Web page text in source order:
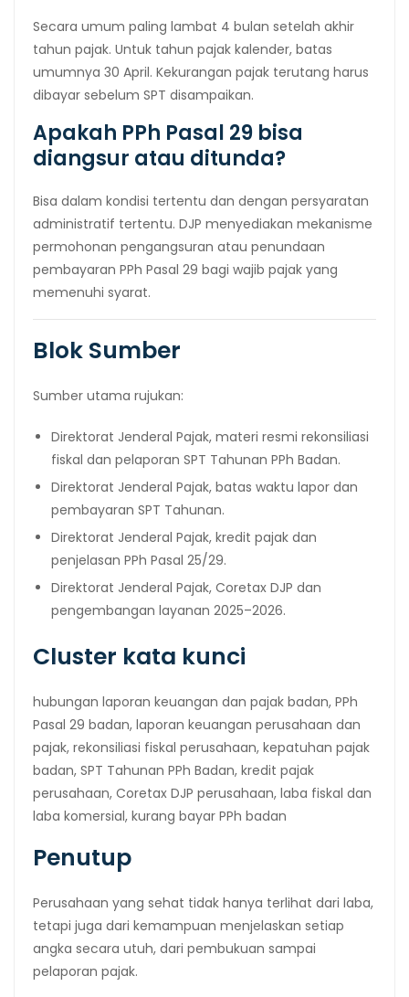
Secara umum paling lambat 4 bulan setelah akhir
tahun pajak. Untuk tahun pajak kalender, batas
umumnya 30 April. Kekurangan pajak terutang harus
dibayar sebelum SPT disampaikan.
Apakah PPh Pasal 29 bisa
diangsur atau ditunda?
Bisa dalam kondisi tertentu dan dengan persyaratan
administratif tertentu. DJP menyediakan mekanisme
permohonan pengangsuran atau penundaan
pembayaran PPh Pasal 29 bagi wajib pajak yang
memenuhi syarat.
Blok Sumber
Sumber utama rujukan:
Direktorat Jenderal Pajak, materi resmi rekonsiliasi
fiskal dan pelaporan SPT Tahunan PPh Badan.
Direktorat Jenderal Pajak, batas waktu lapor dan
pembayaran SPT Tahunan.
Direktorat Jenderal Pajak, kredit pajak dan
penjelasan PPh Pasal 25/29.
Direktorat Jenderal Pajak, Coretax DJP dan
pengembangan layanan 2025–2026.
Cluster kata kunci
hubungan laporan keuangan dan pajak badan, PPh
Pasal 29 badan, laporan keuangan perusahaan dan
pajak, rekonsiliasi fiskal perusahaan, kepatuhan pajak
badan, SPT Tahunan PPh Badan, kredit pajak
perusahaan, Coretax DJP perusahaan, laba fiskal dan
laba komersial, kurang bayar PPh badan
Penutup
Perusahaan yang sehat tidak hanya terlihat dari laba,
tetapi juga dari kemampuan menjelaskan setiap
angka secara utuh, dari pembukuan sampai
pelaporan pajak.